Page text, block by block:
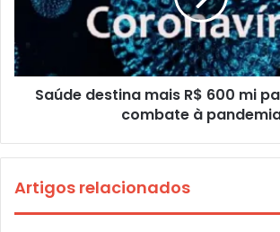
Saúde destina mais R$ 600 mi
combate à
Artigos relacionados